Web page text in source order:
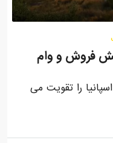
فروش و وام
را تقویت می